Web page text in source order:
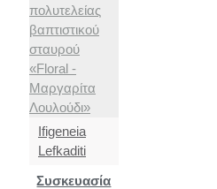
Ifigeneia
Lefkaditi
Συσκευασία